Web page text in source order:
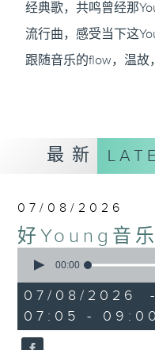
经典歌，共鸣曾经那
流行曲，感受当下这
跟随音乐的flow，温故
（广东歌经典）、温
《好Young音乐》
叶宇波为你呈现音乐好
最新
07/08/2026
好Young音乐
seconds
1
hour,
49
minutes,
59
00:00
07/08/2026
07:05 -